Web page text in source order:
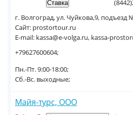
г. Волгоград, ул. Чуйкова,9, подъезд
Сайт: prostortour.ru
E-mail: kassa@e-volga.ru, kassa-
+79627600604;
Пн.-Пт. 9:00-18:00;
Сб.-Вс. выходные;
Майя-турс, ООО